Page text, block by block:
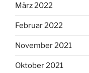
März 2022
Februar 2022
November 2021
Oktober 2021